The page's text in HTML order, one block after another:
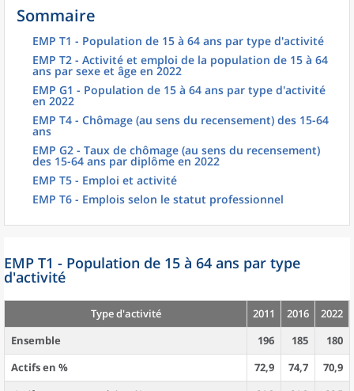
Sommaire
EMP T1 - Population de 15 à 64 ans par type d'activité
EMP T2 - Activité et emploi de la population de 15 à 64
ans par sexe et âge en 2022
EMP G1 - Population de 15 à 64 ans par type d'activité
en 2022
EMP T4 - Chômage (au sens du recensement) des 15-64
ans
EMP G2 - Taux de chômage (au sens du recensement)
des 15-64 ans par diplôme en 2022
EMP T5 - Emploi et activité
EMP T6 - Emplois selon le statut professionnel
EMP T1 - Population de 15 à 64 ans par type
d'activité
Type d'activité 2011 2016
2022
Ensemble
196 185
180
Actifs en %
72,9 74,7
70,9